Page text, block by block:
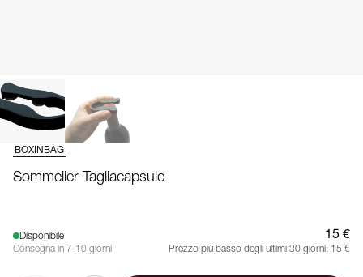
BOXINBAG
Sommelier Tagliacapsule
Disponibile
Consegna in 7-10 giorni
15 €
Prezzo più basso degli ultimi 30 giorni: 15 €